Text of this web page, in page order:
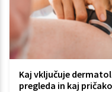
Kaj vključuje
pregleda in kaj